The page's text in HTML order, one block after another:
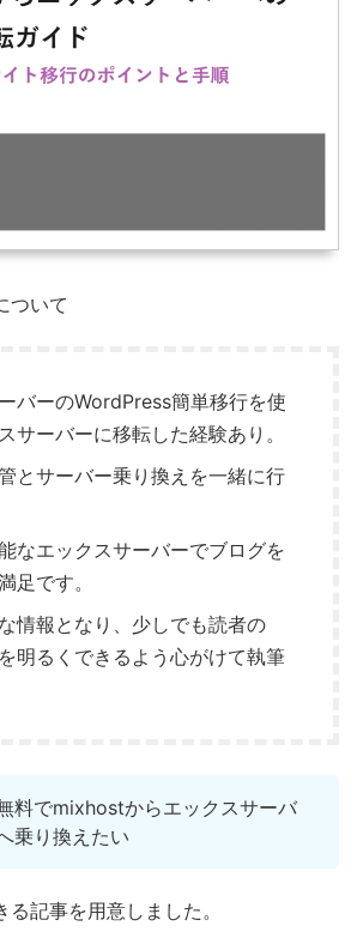
ついて
バーのWordPress簡単移行を使
サーバーに移転した経験あり。
とサーバー乗り換えを一緒に行
なエックスサーバーでブログを
足です。
情報となり、少しでも読者の
明るくできるよう心がけて執筆
料でmixhostからエックスサーバ
乗り換えたい
記事を用意しました。